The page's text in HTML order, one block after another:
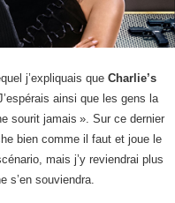
j’expliquais que Charlie’s
ainsi que les gens la
sourit jamais ». Sur ce dernier
bien comme il faut et joue le
mais j’y reviendrai plus
s’en souviendra.